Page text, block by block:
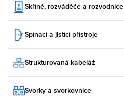
Skříně, rozváděče a rozvodnice
Spínací a jistící přístroje
Strukturovaná kabeláž
Svorky a svorkovnice